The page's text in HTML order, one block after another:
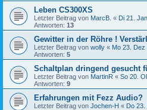
Leben CS300XS
Letzter Beitrag von MarcB. « Di 21.
Antworten: 13
Gewitter in der Röhre !
Letzter Beitrag von wolly « Mo 23. Dez
Antworten: 5
Schaltplan dringend gesucht
Letzter Beitrag von MartinR « So 20.
Antworten: 9
Erfahrungen mit Fezz Audio?
Letzter Beitrag von Jochen-H « Do 23.